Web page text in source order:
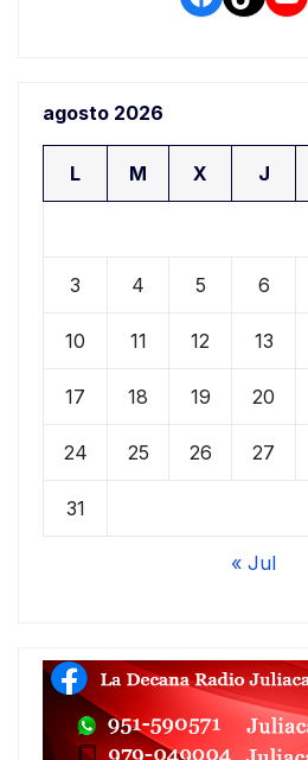
agosto 2026
L M X J
3 4 5 6
10 11 12 13
17 18 19 20
24 25 26 27
31
« Jul